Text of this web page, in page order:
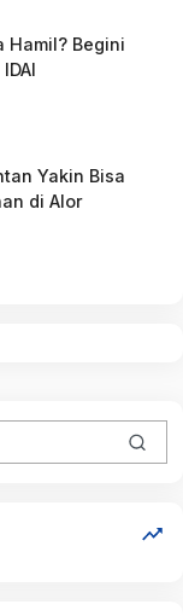
Hamil? Begini
Yakin Bisa
di Alor